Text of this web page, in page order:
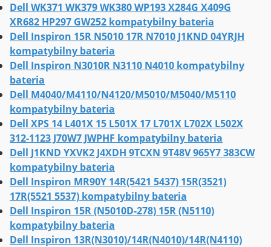
Dell WK371 WK379 WK380 WP193 X284G X409G
XR682 HP297 GW252 kompatybilny bateria
Dell Inspiron 15R N5010 17R N7010 J1KND 04YRJH
kompatybilny bateria
Dell Inspiron N3010R N3110 N4010 kompatybilny
bateria
Dell M4040/M4110/N4120/M5010/M5040/M5110
kompatybilny bateria
Dell XPS 14 L401X 15 L501X 17 L701X L702X L502X
312-1123 J70W7 JWPHF kompatybilny bateria
Dell J1KND YXVK2 J4XDH 9TCXN 9T48V 965Y7 383CW
kompatybilny bateria
Dell Inspiron MR90Y 14R(5421 5437) 15R(3521)
17R(5521 5537) kompatybilny bateria
Dell Inspiron 15R (N5010D-278) 15R (N5110)
kompatybilny bateria
Dell Inspiron 13R(N3010)/14R(N4010)/14R(N4110)